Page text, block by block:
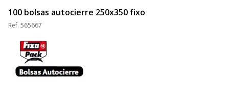
100 bolsas autocierre 250x350 fixo
Ref. 565667